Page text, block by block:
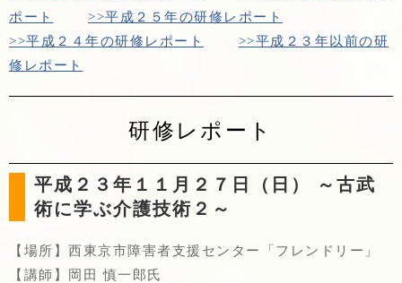
ポート
>>平成２５年の研修レポート
>>平成２４年の研修レポート
>>平成２３年以前の研
修レポート
研修レポート
平成２３年１１月２７日（日） ～古武
術に学ぶ介護技術２～
【場所】西東京市障害者支援センター「フレンドリー」
【講師】岡田 慎一郎氏